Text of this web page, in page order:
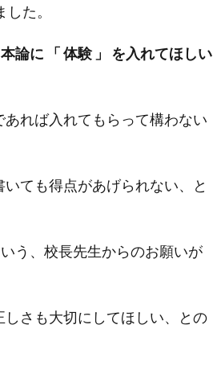
た。
論に 「 体験 」 を入れてほしい
れば入れてもらって構わない
ても得点があげられない、と
いう、校長先生からのお願いが
さも大切にしてほしい、との